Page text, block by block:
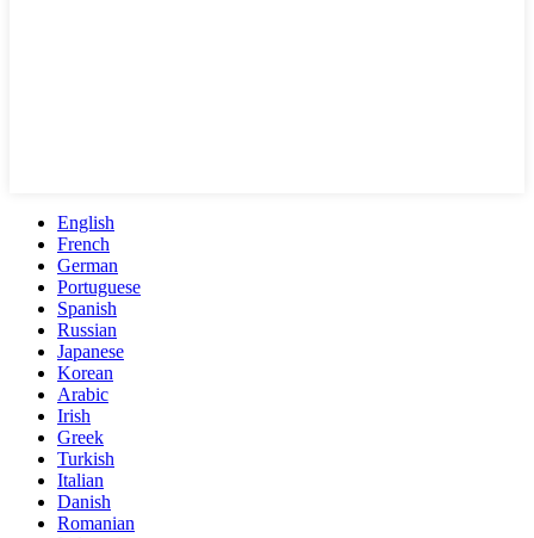
English
French
German
Portuguese
Spanish
Russian
Japanese
Korean
Arabic
Irish
Greek
Turkish
Italian
Danish
Romanian